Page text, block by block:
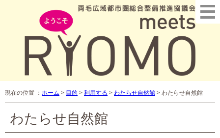
現在の位置 ： ホーム > 目的 > 利用する > わたらせ自然館 > わたらせ自然館
わたらせ自然館